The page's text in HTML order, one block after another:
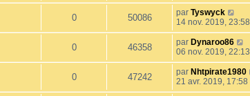
0 50086 par Tyswyck
14 nov. 2019, 23:58
0 46358 par Dynaroo86
06 nov. 2019, 22:13
0 47242 par Nhtpirate1980
21 avr. 2019, 17:58